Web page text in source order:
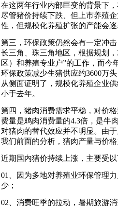
在这两年行业内部巨变的背景下
尽管猪价持续下跌、但上市养殖
性，但规模化养殖扩张的产能会
第三，环保政策仍然会有一定冲
长三角、珠三角地区，根据规划
区）和养殖专业户”的工作，而今
环保政策减少生猪供应约3600万
从侧面证明了，规模化养殖企业
小于去年。
第四，猪肉消费需求平稳，对价
费量是鸡肉消费量的4.3倍，是牛
对猪肉的替代效应并不明显。由
我们前面的分析，猪肉产量与价
近期国内猪价持续上涨，主要受以
01、因为多地对养殖业环保管理
少；
02、消费旺季的拉动，暑期旅游